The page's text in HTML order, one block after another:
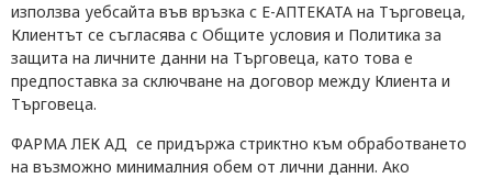
използва уебсайта във връзка с Е-АПТЕКАТА на Търговеца,
Клиентът се съгласява с Общите условия и Политика за
защита на личните данни на Търговеца, като това е
предпоставка за сключване на договор между Клиента и
Търговеца.
ФАРМА ЛЕК АД се придържа стриктно към обработването
на възможно минималния обем от лични данни. Ако